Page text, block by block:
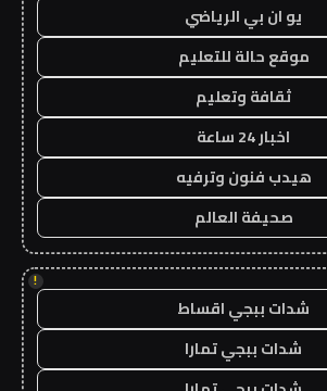
يو ان بي الرياضي
موقع حالة للتعليم
ثقافة وتعليم
اخبار 24 ساعة
هيدب فنون وترفيه
صحيفة العالم
!
شدات ببجي اقساط
شدات ببجي تمارا